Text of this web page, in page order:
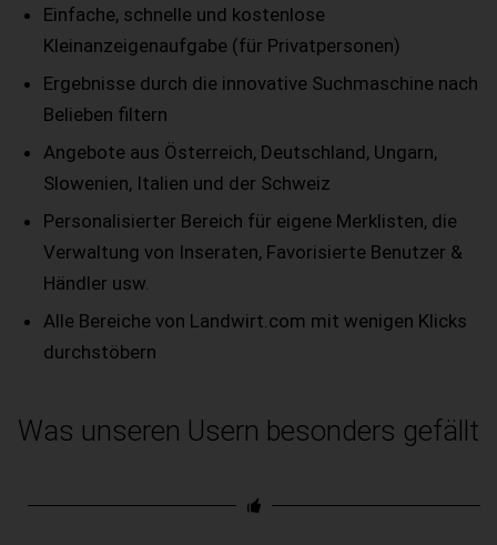
Einfache, schnelle und kostenlose
Kleinanzeigenaufgabe (für Privatpersonen)
Ergebnisse durch die innovative Suchmaschine nach
Belieben filtern
Angebote aus Österreich, Deutschland, Ungarn,
Slowenien, Italien und der Schweiz
Personalisierter Bereich für eigene Merklisten, die
Verwaltung von Inseraten, Favorisierte Benutzer &
Händler usw.
Alle Bereiche von Landwirt.com mit wenigen Klicks
durchstöbern
Was unseren Usern besonders gefällt